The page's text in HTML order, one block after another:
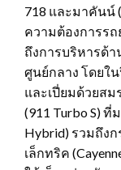
718 และมาคันน์
ความต้องการร
ถึงการบริหารด้
ศูนย์กลาง โดยใ
และเปี่ยมด้วยสม
(911 Turbo S)
Hybrid) รวมถึง
เล็กทริค